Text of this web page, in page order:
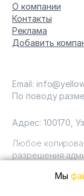
О компании
Контакты
Реклама
Добавить
Email:
По поводу
Адрес: 100170,
Любое
разрешения
Copyright ©
"Yellow Pages".
Мы